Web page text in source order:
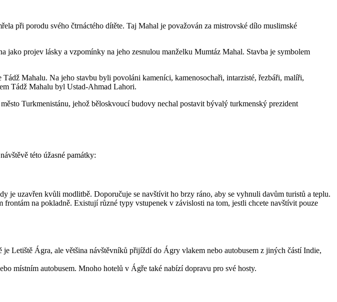
při porodu svého čtrnáctého dítěte. Taj Mahal je považován za mistrovské dílo muslimské
jako projev lásky a vzpomínky na jeho zesnulou manželku Mumtáz Mahal. Stavba je symbolem
Mahalu. Na jeho stavbu byli povoláni kameníci, kamenosochaři, intarzisté, řezbáři, malíři,
Tádž Mahalu byl Ustad-Ahmad Lahori.
Turkmenistánu, jehož běloskvoucí budovy nechal postavit bývalý turkmenský prezident
této úžasné památky:
je uzavřen kvůli modlitbě. Doporučuje se navštívit ho brzy ráno, aby se vyhnuli davům turistů a teplu.
na pokladně. Existují různé typy vstupenek v závislosti na tom, jestli chcete navštívit pouze
Letiště Ágra, ale většina návštěvníků přijíždí do Ágry vlakem nebo autobusem z jiných částí Indie,
místním autobusem. Mnoho hotelů v Ágře také nabízí dopravu pro své hosty.